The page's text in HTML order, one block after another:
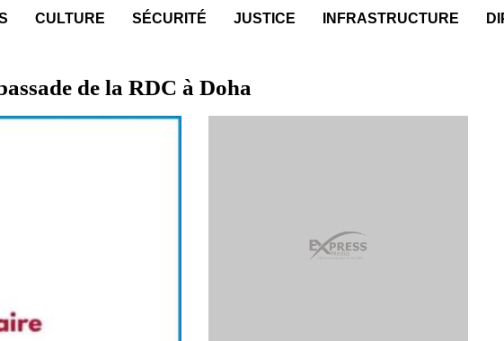
CULTURE SÉCURITÉ JUSTICE INFRASTRUCTURE
de la RDC à Doha